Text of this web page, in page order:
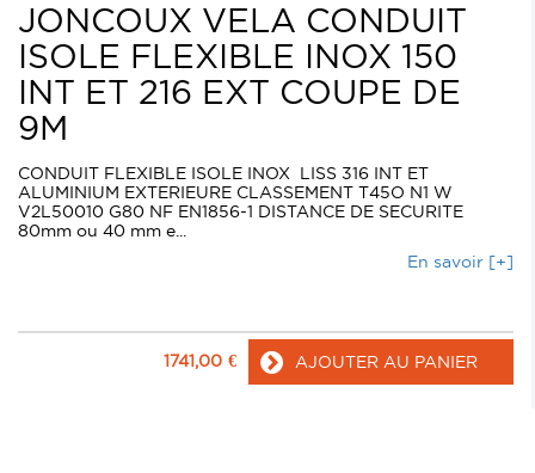
JONCOUX VELA CONDUIT
ISOLE FLEXIBLE INOX 150
INT ET 216 EXT COUPE DE
9M
CONDUIT FLEXIBLE ISOLE INOX LISS 316 INT ET
ALUMINIUM EXTERIEURE CLASSEMENT T45O N1 W
V2L50010 G80 NF EN1856-1 DISTANCE DE SECURITE
80mm ou 40 mm e...
En savoir [+]
1741,00 € AJOUTER AU PANIER